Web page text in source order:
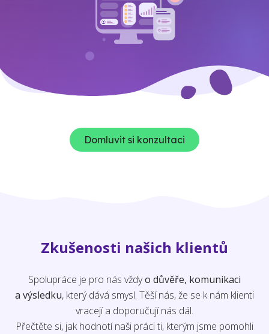
Domluvit si konzultaci
Zkušenosti našich klientů
Spolupráce je pro nás vždyo důvěře, komunikaci
a výsledku, který dává smysl. Těší nás, že se k nám klienti
vracejí a doporučují nás dál.
Přečtěte si, jak hodnotí naši práci ti, kterým jsme pomohli